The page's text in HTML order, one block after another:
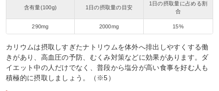
含有量(100g) 1日の摂取量の目安
1日の摂取量に占める割
合
290mg 2000mg 15%
カリウムは摂取しすぎたナトリウムを体外へ排出しやすくする働
きがあり、高血圧の予防、むくみ対策などに効果があります。ダ
イエット中の人だけでなく、普段から塩分が高い食事を好む人も
積極的に摂取しましょう。（※5）